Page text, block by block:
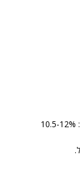
מרבית יינות הריזלינג האמריקאים, אוסטרלים ואוסטרים: 10.5-12%